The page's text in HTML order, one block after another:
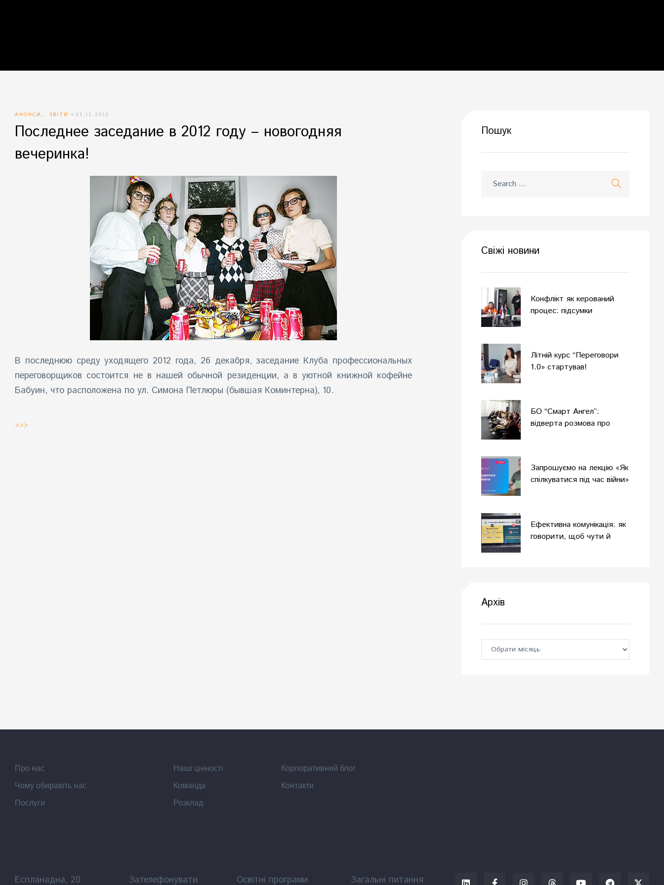
АНОНСИ , ЗВІТИ 25.12.2012
Последнее заседание в 2012 году – новогодняя
вечеринка!
В последнюю среду уходящего 2012 года, 26 декабря, заседание Клуба профессиональных
переговорщиков состоится не в нашей обычной резиденции, а в уютной книжной кофейне
Бабуин, что расположена по ул. Симона Петлюры (бывшая Коминтерна), 10.
>>>
Пошук
Свіжі новини
Конфлікт як керований
процес: підсумки
Літній курс “Переговори
1.0» стартував!
БО “Смарт Ангел”:
відверта розмова про
Запрошуємо на лекцію «Як
спілкуватися під час війни»
Ефективна комунікація: як
говорити, щоб чути й
Архів
Про нас
Чому обирають нас
Послуги
Наші цiнностi
Команда
Розклад
Корпоративний блог
Контакти
Еспланадна, 20 Зателефонувати Освітні програми Загальні питання